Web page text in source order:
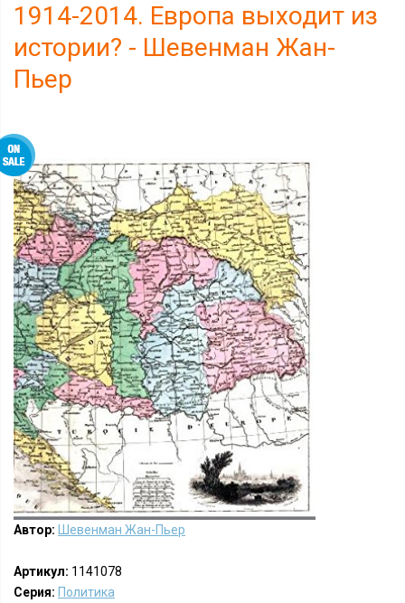
1914-2014. Европа выходит из
истории? - Шевенман Жан-
Пьер
Автор: Шевенман Жан-Пьер
Артикул: 1141078
Серия: Политика